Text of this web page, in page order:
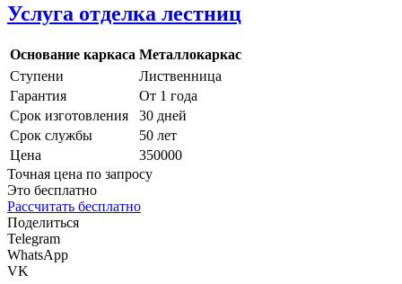
Услуга отделка лестниц
Основание каркаса Металлокаркас
Ступени
Лиственница
Гарантия
От 1 года
Срок изготовления
30 дней
Срок службы
50 лет
Цена
350000
Точная цена по запросу
Это бесплатно
Рассчитать бесплатно
Поделиться
Telegram
WhatsApp
VK